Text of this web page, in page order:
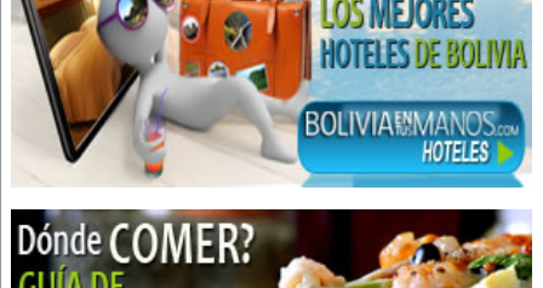
Muebles de Melamina
Muebles de Cocina
Sillas rotatorias
Silla con ruedas para oficinas
Muebles
Sillas
Productos de Madera
Envases y Bandejas Plásticas